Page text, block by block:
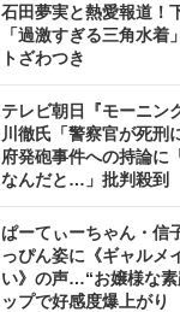
石田夢実と熱愛報道！
「過激すぎる三角水着
トざわつき
テレビ朝日『モーニン
川徹氏「警察官が死刑
府発砲事件への持論に
なんだと…」批判殺到
ぱーてぃーちゃん・信
っぴん姿に《ギャルメ
い》の声…“お嬢様な素
ップで好感度爆上がり